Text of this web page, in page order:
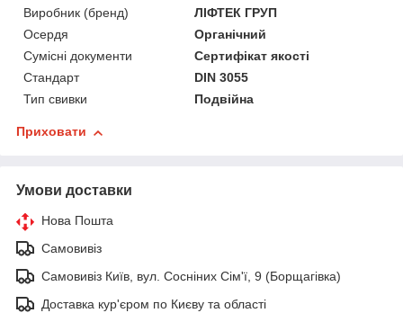
Виробник (бренд)
ЛІФТЕК ГРУП
Осердя
Органічний
Сумісні документи
Сертифікат якості
Стандарт
DIN 3055
Тип свивки
Подвійна
Приховати
Умови доставки
Нова Пошта
Самовивіз
Самовивіз Київ, вул. Сосніних Сім'ї, 9 (Борщагівка)
Доставка кур'єром по Києву та області